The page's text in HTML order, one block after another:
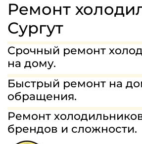
МАСТЕРА
ГАРАНТИИ
СТОИМОСТЬ
ОТЗЫВЫ
8(963)454-68-75
ЗАДАТЬ ВОПРОС
Ремонт
Сургут
Срочный ремонт
на дому.
Быстрый ремонт на
обращения.
Ремонт
брендов и сложности.